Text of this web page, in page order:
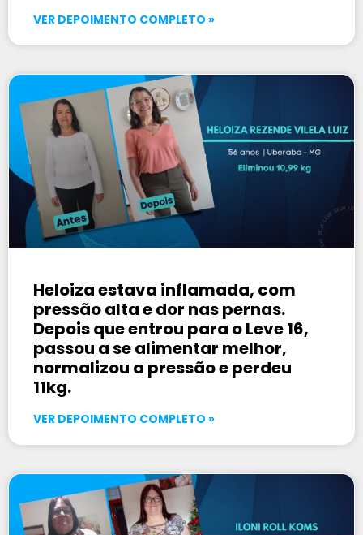
VER DEPOIMENTO COMPLETO »
Heloiza estava inflamada, com
pressão alta e dor nas pernas.
Depois que entrou para o Leve 16,
passou a se alimentar melhor,
normalizou a pressão e perdeu
11kg.
VER DEPOIMENTO COMPLETO »